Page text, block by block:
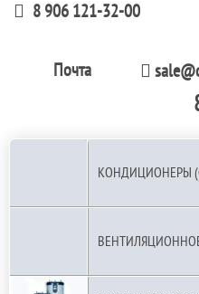
8 906 121-32-00
Почта
КОНДИЦИОНЕРЫ